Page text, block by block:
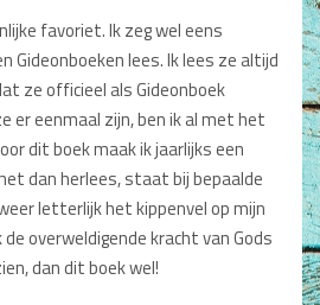
favoriet. Ik zeg wel eens
Gideonboeken lees. Ik lees ze altijd
ze officieel als Gideonboek
er eenmaal zijn, ben ik al met het
dit boek maak ik jaarlijks een
dan herlees, staat bij bepaalde
letterlijk het kippenvel op mijn
overweldigende kracht van Gods
dan dit boek wel!